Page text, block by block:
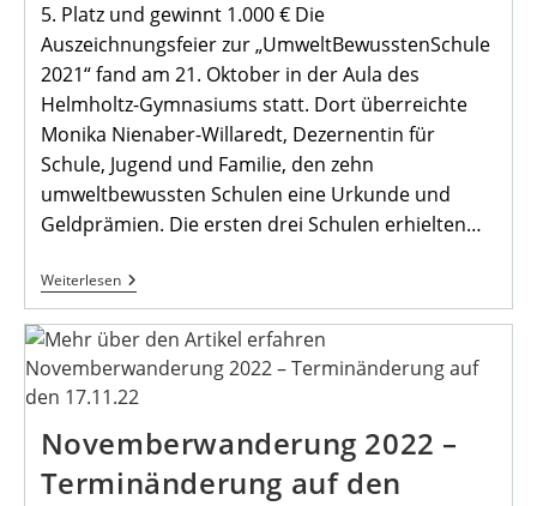
5. Platz und gewinnt 1.000 € Die
Auszeichnungsfeier zur „UmweltBewusstenSchule
2021“ fand am 21. Oktober in der Aula des
Helmholtz-Gymnasiums statt. Dort überreichte
Monika Nienaber-Willaredt, Dezernentin für
Schule, Jugend und Familie, den zehn
umweltbewussten Schulen eine Urkunde und
Geldprämien. Die ersten drei Schulen erhielten…
WeiterlesenSchragmüller-
Grundschule
Ist
„UmweltBewussteSchule“
Novemberwanderung 2022 –
Terminänderung auf den